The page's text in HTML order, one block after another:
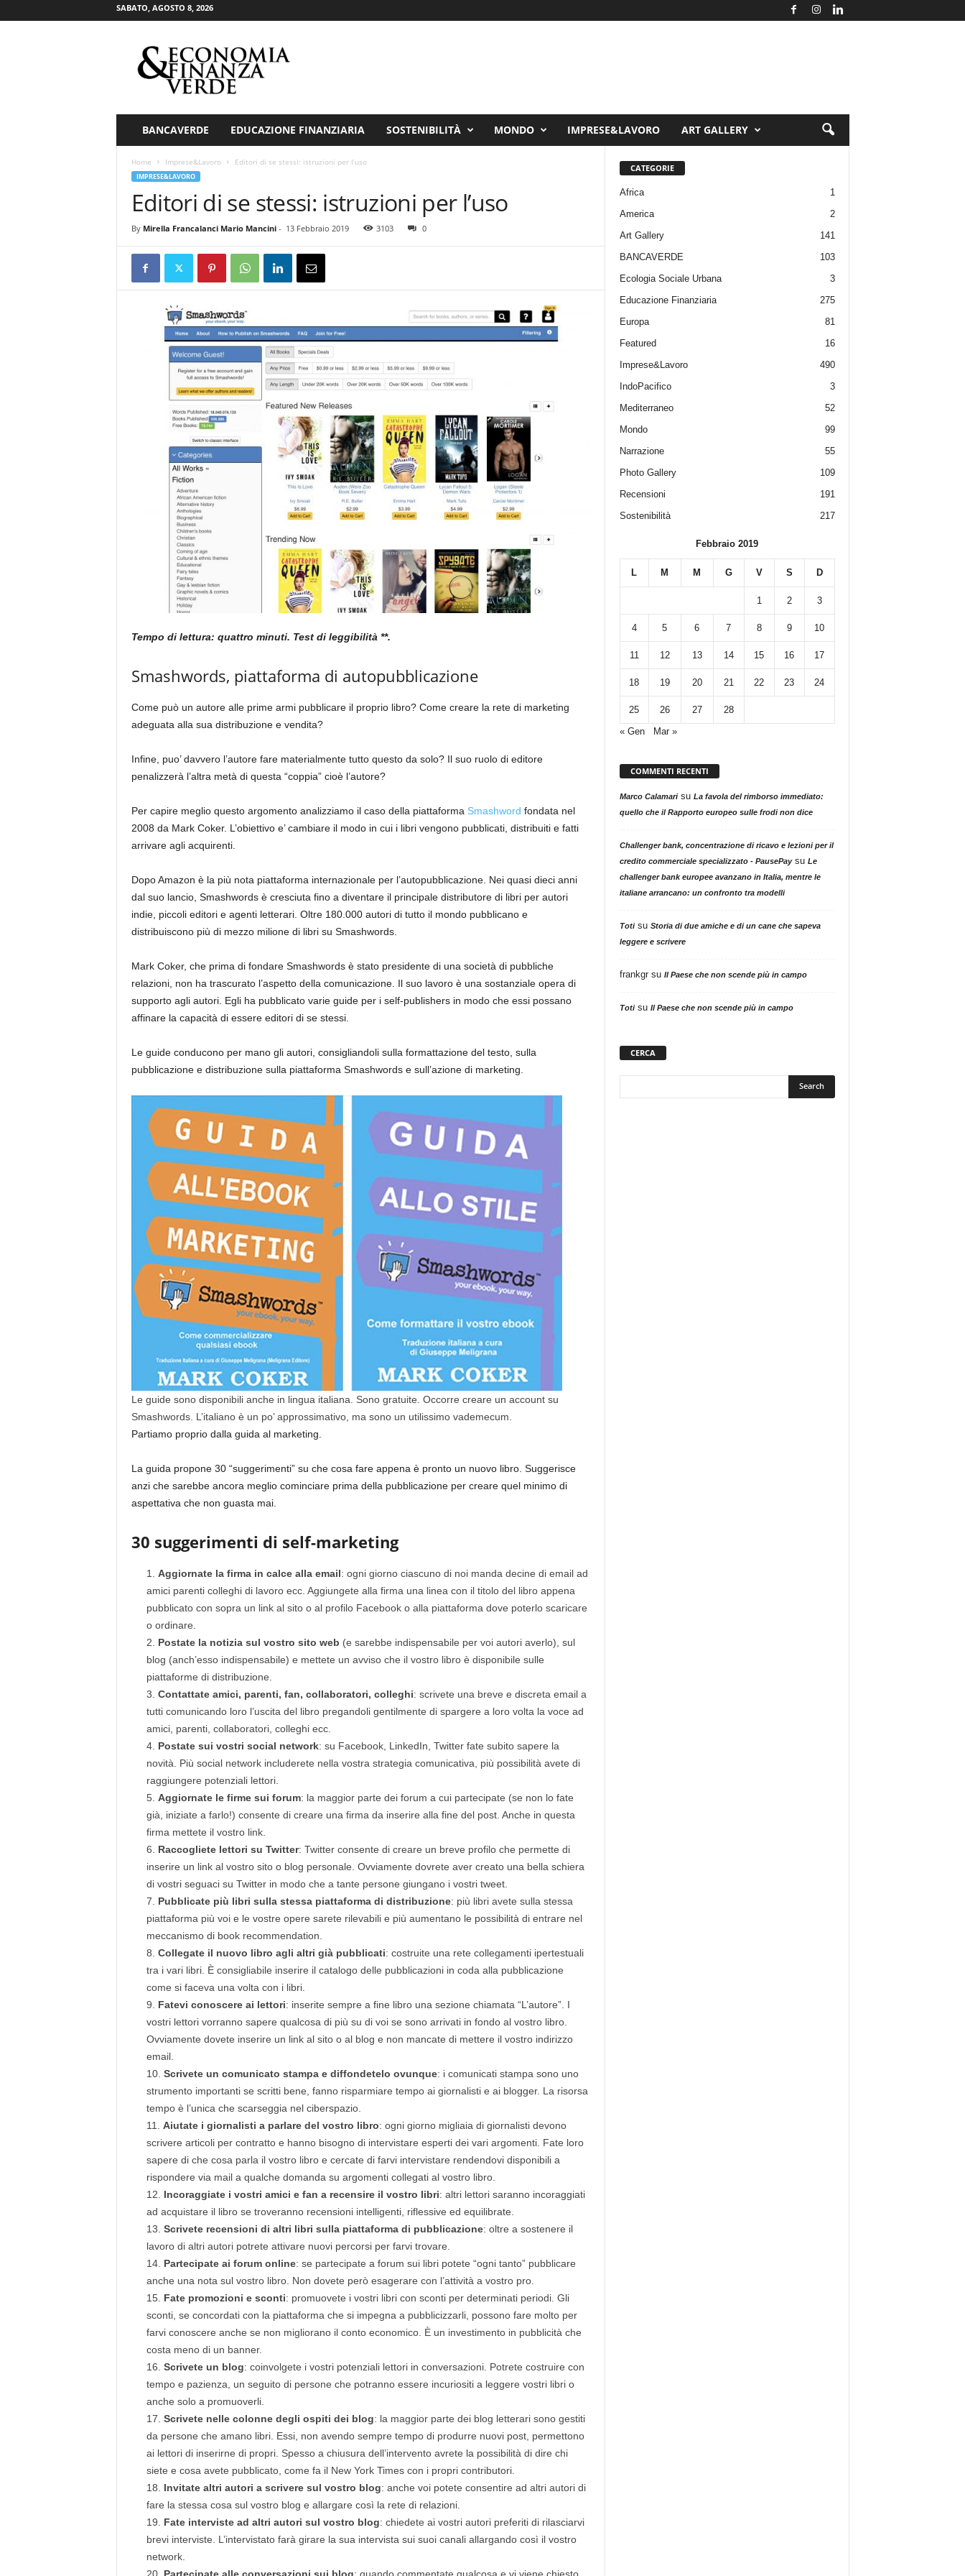
SABATO, AGOSTO 8, 2026
z
e
BANCAVERDE EDUCAZIONE FINANZIARIA SOSTENIBILITÀ MONDO IMPRESE&LAVORO ART GALLERY
Home Imprese&Lavoro Editori di se stessi: istruzioni per l’uso
IMPRESE&LAVORO
Editori di se stessi: istruzioni per l’uso
By Mirella Francalanci Mario Mancini- 13 Febbraio 2019 3103 0
Tempo di lettura: quattro minuti. Test di leggibilità **.
Smashwords, piattaforma di autopubblicazione
Come può un autore alle prime armi pubblicare il proprio libro? Come creare la rete di marketing
adeguata alla sua distribuzione e vendita?
Infine, puo’ davvero l’autore fare materialmente tutto questo da solo? Il suo ruolo di editore
penalizzerà l’altra metà di questa “coppia” cioè l’autore?
Per capire meglio questo argomento analizziamo il caso della piattaforma Smashword fondata nel
2008 da Mark Coker. L’obiettivo e’ cambiare il modo in cui i libri vengono pubblicati, distribuiti e fatti
arrivare agli acquirenti.
Dopo Amazon è la più nota piattaforma internazionale per l’autopubblicazione. Nei quasi dieci anni
dal suo lancio, Smashwords è cresciuta fino a diventare il principale distributore di libri per autori
indie, piccoli editori e agenti letterari. Oltre 180.000 autori di tutto il mondo pubblicano e
distribuiscono più di mezzo milione di libri su Smashwords.
Mark Coker, che prima di fondare Smashwords è stato presidente di una società di pubbliche
relazioni, non ha trascurato l’aspetto della comunicazione. Il suo lavoro è una sostanziale opera di
supporto agli autori. Egli ha pubblicato varie guide per i self-publishers in modo che essi possano
affinare la capacità di essere editori di se stessi.
Le guide conducono per mano gli autori, consigliandoli sulla formattazione del testo, sulla
pubblicazione e distribuzione sulla piattaforma Smashwords e sull’azione di marketing.
Le guide sono disponibili anche in lingua italiana. Sono gratuite. Occorre creare un account su
Smashwords. L’italiano è un po’ approssimativo, ma sono un utilissimo vademecum.
Partiamo proprio dalla guida al marketing.
La guida propone 30 “suggerimenti” su che cosa fare appena è pronto un nuovo libro. Suggerisce
anzi che sarebbe ancora meglio cominciare prima della pubblicazione per creare quel minimo di
aspettativa che non guasta mai.
30 suggerimenti di self-marketing
Aggiornate la firma in calce alla email: ogni giorno ciascuno di noi manda decine di email ad
amici parenti colleghi di lavoro ecc. Aggiungete alla firma una linea con il titolo del libro appena
pubblicato con sopra un link al sito o al profilo Facebook o alla piattaforma dove poterlo scaricare
o ordinare.
Postate la notizia sul vostro sito web (e sarebbe indispensabile per voi autori averlo), sul
blog (anch’esso indispensabile) e mettete un avviso che il vostro libro è disponibile sulle
piattaforme di distribuzione.
Contattate amici, parenti, fan, collaboratori, colleghi: scrivete una breve e discreta email a
tutti comunicando loro l’uscita del libro pregandoli gentilmente di spargere a loro volta la voce ad
amici, parenti, collaboratori, colleghi ecc.
Postate sui vostri social network: su Facebook, LinkedIn, Twitter fate subito sapere la
novità. Più social network includerete nella vostra strategia comunicativa, più possibilità avete di
raggiungere potenziali lettori.
Aggiornate le firme sui forum: la maggior parte dei forum a cui partecipate (se non lo fate
già, iniziate a farlo!) consente di creare una firma da inserire alla fine del post. Anche in questa
firma mettete il vostro link.
Raccogliete lettori su Twitter: Twitter consente di creare un breve profilo che permette di
inserire un link al vostro sito o blog personale. Ovviamente dovrete aver creato una bella schiera
di vostri seguaci su Twitter in modo che a tante persone giungano i vostri tweet.
Pubblicate più libri sulla stessa piattaforma di distribuzione: più libri avete sulla stessa
piattaforma più voi e le vostre opere sarete rilevabili e più aumentano le possibilità di entrare nel
meccanismo di book recommendation.
Collegate il nuovo libro agli altri già pubblicati: costruite una rete collegamenti ipertestuali
tra i vari libri. È consigliabile inserire il catalogo delle pubblicazioni in coda alla pubblicazione
come si faceva una volta con i libri.
Fatevi conoscere ai lettori: inserite sempre a fine libro una sezione chiamata “L’autore”. I
vostri lettori vorranno sapere qualcosa di più su di voi se sono arrivati in fondo al vostro libro.
Ovviamente dovete inserire un link al sito o al blog e non mancate di mettere il vostro indirizzo
email.
Scrivete un comunicato stampa e diffondetelo ovunque: i comunicati stampa sono uno
strumento importanti se scritti bene, fanno risparmiare tempo ai giornalisti e ai blogger. La risorsa
tempo è l’unica che scarseggia nel ciberspazio.
Aiutate i giornalisti a parlare del vostro libro: ogni giorno migliaia di giornalisti devono
scrivere articoli per contratto e hanno bisogno di intervistare esperti dei vari argomenti. Fate loro
sapere di che cosa parla il vostro libro e cercate di farvi intervistare rendendovi disponibili a
rispondere via mail a qualche domanda su argomenti collegati al vostro libro.
Incoraggiate i vostri amici e fan a recensire il vostro libri: altri lettori saranno incoraggiati
ad acquistare il libro se troveranno recensioni intelligenti, riflessive ed equilibrate.
Scrivete recensioni di altri libri sulla piattaforma di pubblicazione: oltre a sostenere il
lavoro di altri autori potrete attivare nuovi percorsi per farvi trovare.
Partecipate ai forum online: se partecipate a forum sui libri potete “ogni tanto” pubblicare
anche una nota sul vostro libro. Non dovete però esagerare con l’attività a vostro pro.
Fate promozioni e sconti: promuovete i vostri libri con sconti per determinati periodi. Gli
sconti, se concordati con la piattaforma che si impegna a pubblicizzarli, possono fare molto per
farvi conoscere anche se non migliorano il conto economico. È un investimento in pubblicità che
costa meno di un banner.
Scrivete un blog: coinvolgete i vostri potenziali lettori in conversazioni. Potrete costruire con
tempo e pazienza, un seguito di persone che potranno essere incuriositi a leggere vostri libri o
anche solo a promuoverli.
Scrivete nelle colonne degli ospiti dei blog: la maggior parte dei blog letterari sono gestiti
da persone che amano libri. Essi, non avendo sempre tempo di produrre nuovi post, permettono
ai lettori di inserirne di propri. Spesso a chiusura dell’intervento avrete la possibilità di dire chi
siete e cosa avete pubblicato, come fa il New York Times con i propri contributori.
Invitate altri autori a scrivere sul vostro blog: anche voi potete consentire ad altri autori di
fare la stessa cosa sul vostro blog e allargare così la rete di relazioni.
Fate interviste ad altri autori sul vostro blog: chiedete ai vostri autori preferiti di rilasciarvi
brevi interviste. L’intervistato farà girare la sua intervista sui suoi canali allargando così il vostro
network.
CATEGORIE
Africa
1
America
2
Art Gallery
141
BANCAVERDE
103
Ecologia Sociale Urbana
3
Educazione Finanziaria
275
Europa
81
Featured
16
Imprese&Lavoro
490
IndoPacifico
3
Mediterraneo
52
Mondo
99
Narrazione
55
Photo Gallery
109
Recensioni
191
Sostenibilità
217
Febbraio 2019
L M M G V S D
1 2 3
4 5 6 7 8 9 10
11 12 13 14 15 16 17
18 19 20 21 22 23 24
25 26 27
28
« Gen
Mar »
COMMENTI RECENTI
Marco Calamarisu La favola del rimborso immediato:
quello che il Rapporto europeo sulle frodi non dice
Challenger bank, concentrazione di ricavo e lezioni per il
credito commerciale specializzato - PausePaysu Le
challenger bank europee avanzano in Italia, mentre le
italiane arrancano: un confronto tra modelli
Totisu Storia di due amiche e di un cane che sapeva
leggere e scrivere
frankgrsu Il Paese che non scende più in campo
Totisu Il Paese che non scende più in campo
CERCA